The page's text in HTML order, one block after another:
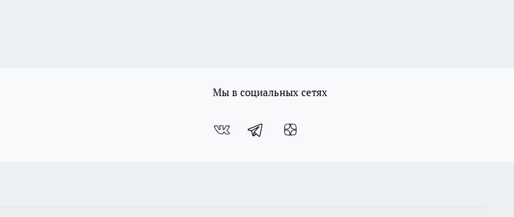
Мы в социальных сетях